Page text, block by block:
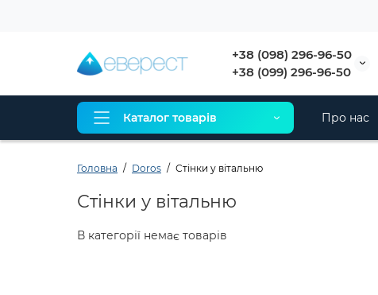
+38 (098) 296-96-50
+38 (099) 296-96-50
Каталог товарів Про нас
Головна Doros Стінки у вітальню
Стінки у вітальню
В категорії немає товарів